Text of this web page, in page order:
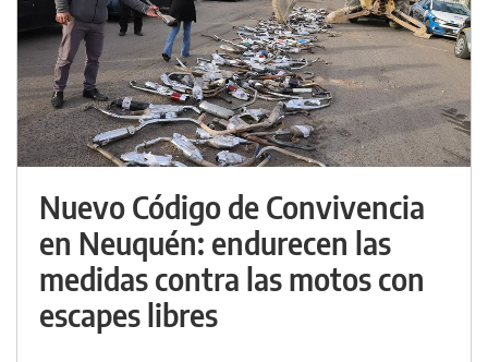
Nuevo Código de Convivencia
en Neuquén: endurecen las
medidas contra las motos con
escapes libres